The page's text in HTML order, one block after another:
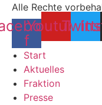
Alle Rechte
f
Youtube
Start
Aktuelles
Fraktion
Presse